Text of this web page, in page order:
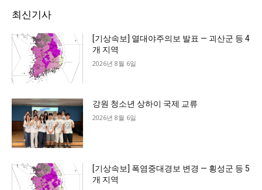
최신기사
[기상속보] 열대야주의보 발표 — 괴산군 등 4
개 지역
2026년 8월 6일
강원 청소년 상하이 국제 교류
2026년 8월 6일
[기상속보] 폭염중대경보 변경 — 횡성군 등 5
개 지역